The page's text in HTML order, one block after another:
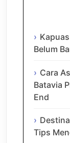
Belum
Cara
Batavia
End
Tips